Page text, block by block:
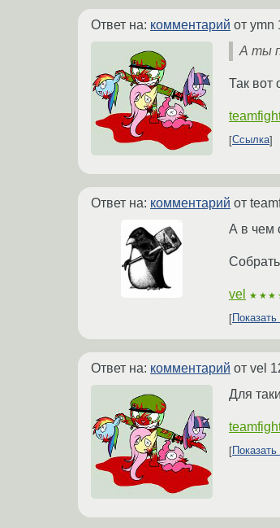
Ответ на: комментарий от ymn
А ты
Так вот
Ссылка
Ответ на: комментарий от
А в чем
vel
Ответ на: комментарий от vel
Для